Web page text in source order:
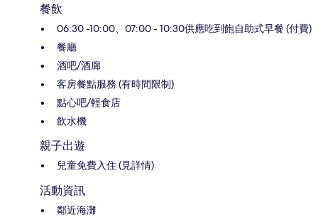
餐飲
06:30 -10:00、07:00 - 10:30供應吃到飽自助式早餐 (付費)
餐廳
酒吧/酒廊
客房餐點服務 (有時間限制)
點心吧/輕食店
飲水機
親子出遊
兒童免費入住 (見詳情)
活動資訊
鄰近海灘